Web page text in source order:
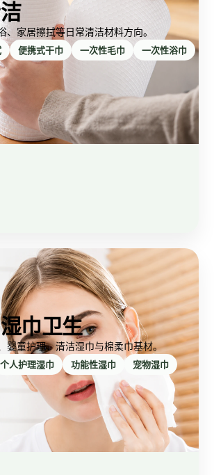
、家居擦拭等日常清洁材料方向。
便携式干巾 一次性毛巾 一次性浴巾
巾卫生
婴童护理、清洁湿巾与棉柔巾基材。
个人护理湿巾 功能性湿巾 宠物湿巾